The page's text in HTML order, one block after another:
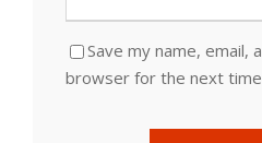
Save my name, email,
browser for the next